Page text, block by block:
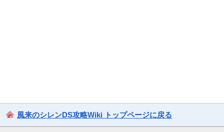
風来のシレンDS攻略Wiki トップページに戻る